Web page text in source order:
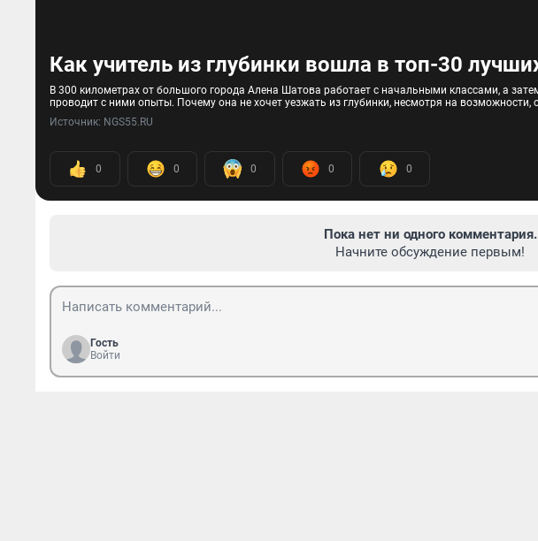
Как учитель из глубинки вошла в топ-30
В 300 километрах от большого города Алена Шатова работает с начальными классами, а
проводит с ними опыты. Почему она не хочет уезжать из глубинки, несмотря на возможности,
Источник: NGS55.RU
0 0 0 0 0
Пока нет ни одного комментария.
Начните обсуждение первым!
Гость
Войти